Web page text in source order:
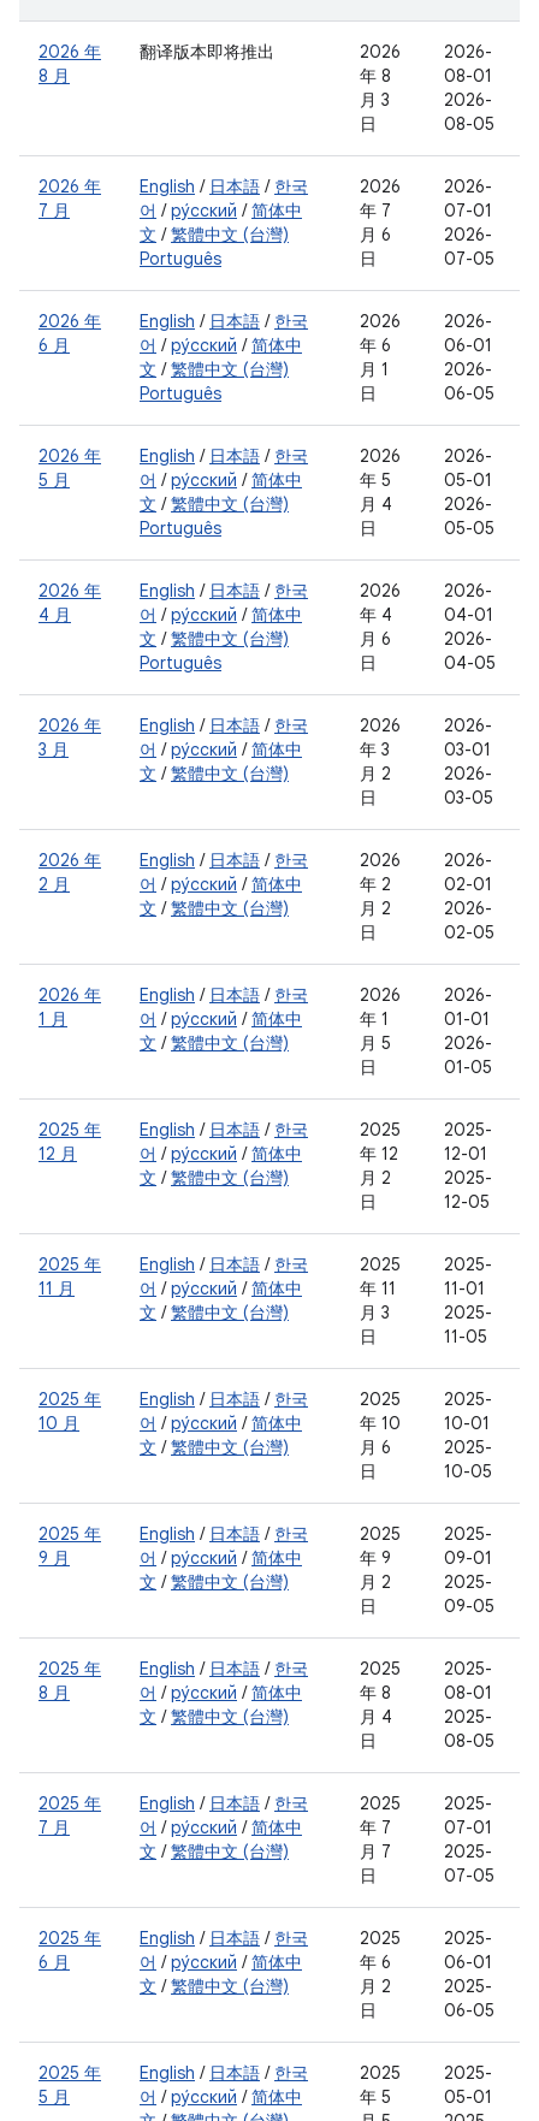
2026 年
8 月
翻译版本即将推出
2026
年 8
月 3
日
2026-
08-01
2026-
08-05
2026 年
7 月
English / 日本語 / 한국
어 /ру́сский /简体中
文 /繁體中文 (台灣)
Português
2026
年 7
月 6
日
2026-
07-01
2026-
07-05
2026 年
6 月
English / 日本語 / 한국
어 /ру́сский /简体中
文 /繁體中文 (台灣)
Português
2026
年 6
月 1
日
2026-
06-01
2026-
06-05
2026 年
5 月
English / 日本語 / 한국
어 /ру́сский /简体中
文 /繁體中文 (台灣)
Português
2026
年 5
月 4
日
2026-
05-01
2026-
05-05
2026 年
4 月
English / 日本語 / 한국
어 /ру́сский /简体中
文 /繁體中文 (台灣)
Português
2026
年 4
月 6
日
2026-
04-01
2026-
04-05
2026 年
3 月
English / 日本語 / 한국
어 /ру́сский /简体中
文 /繁體中文 (台灣)
2026
年 3
月 2
日
2026-
03-01
2026-
03-05
2026 年
2 月
English / 日本語 / 한국
어 /ру́сский /简体中
文 /繁體中文 (台灣)
2026
年 2
月 2
日
2026-
02-01
2026-
02-05
2026 年
1 月
English / 日本語 / 한국
어 /ру́сский /简体中
文 /繁體中文 (台灣)
2026
年 1
月 5
日
2026-
01-01
2026-
01-05
2025 年
12 月
English / 日本語 / 한국
어 /ру́сский /简体中
文 /繁體中文 (台灣)
2025
年 12
月 2
日
2025-
12-01
2025-
12-05
2025 年
11 月
English / 日本語 / 한국
어 /ру́сский /简体中
文 /繁體中文 (台灣)
2025
年 11
月 3
日
2025-
11-01
2025-
11-05
2025 年
10 月
English / 日本語 / 한국
어 /ру́сский /简体中
文 /繁體中文 (台灣)
2025
年 10
月 6
日
2025-
10-01
2025-
10-05
2025 年
9 月
English / 日本語 / 한국
어 /ру́сский /简体中
文 /繁體中文 (台灣)
2025
年 9
月 2
日
2025-
09-01
2025-
09-05
2025 年
8 月
English / 日本語 / 한국
어 /ру́сский /简体中
文 /繁體中文 (台灣)
2025
年 8
月 4
日
2025-
08-01
2025-
08-05
2025 年
7 月
English / 日本語 / 한국
어 /ру́сский /简体中
文 /繁體中文 (台灣)
2025
年 7
月 7
日
2025-
07-01
2025-
07-05
2025 年
6 月
English / 日本語 / 한국
어 /ру́сский /简体中
文 /繁體中文 (台灣)
2025
年 6
月 2
日
2025-
06-01
2025-
06-05
2025 年
5 月
English / 日本語 / 한국
어 /ру́сский /简体中
2025
年 5
2025-
05-01